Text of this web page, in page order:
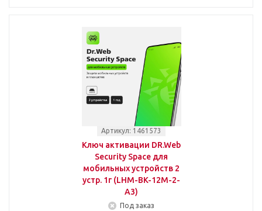
Артикул: 1461573
Ключ активации DR.Web
Security Space для
мобильных устройств 2
устр. 1г (LHM-BK-12M-2-
A3)
Под заказ